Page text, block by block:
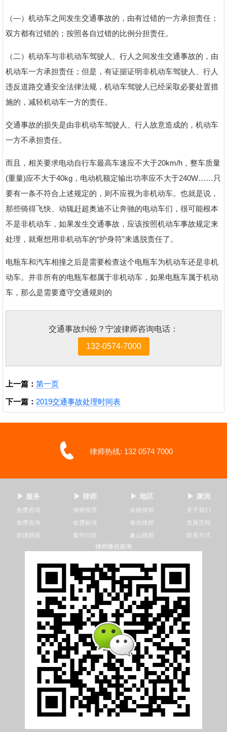
（—）机动车之间发生交通事故的，由有过错的一方承担责任；
双方都有过错的；按照各自过错的比例分担责任。
（二）机动车与非机动车驾驶人、行人之间发生交通事故的，由
机动车一方承担责任；但是，有证据证明非机动车驾驶人、行人
违反道路交通安全法律法规，机动车驾驶人已经采取必要处置措
施的，减轻机动车一方的责任。
交通事故的损失是由非机动车驾驶人、行人故意造成的，机动车
一方不承担责任。
而且，相关要求电动自行车最高车速应不大于20km/h，整车质量
(重量)应不大于40kg，电动机额定输出功率应不大于240W……只
要有一条不符合上述规定的，则不应视为非机动车。也就是说，
那些骑得飞快、动辄赶超奥迪不让奔驰的电动车们，很可能根本
不是非机动车，如果发生交通事故，应该按照机动车事故规定来
处理，就甭想用非机动车的“护身符”来逃脱责任了。
电瓶车和汽车相撞之后是需要检查这个电瓶车为机动车还是非机
动车。并非所有的电瓶车都属于非机动车，如果电瓶车属于机动
车，那么是需要遵守交通规则的
交通事故纠纷？宁波律师咨询电话：
132-0574-7000
上一篇： 第一页
下一篇： 2019交通事故处理时间表
律师热线: 132 0574 7000
▶ 服务
免费咨询
免费咨询
发律师函
▶ 律师
律师推荐
收费标准
案件问答
▶ 地区
余姚律师
奉化律师
象山律师
▶ 康润
关于我们
发展历程
联系方式
律师微信咨询